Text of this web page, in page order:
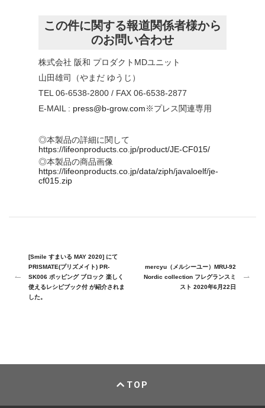
この件に関する報道関係者様から
のお問い合わせ
株式会社 阪和 プロダクトMDユニット
山田雄司（やまだ ゆうじ）
TEL 06-6538-2800 / FAX 06-6538-2877
E-MAIL : press@b-grow.com※プレス関連専用
◎本製品の詳細に関して
https://lifeonproducts.co.jp/product/JE-CF015/
◎本製品の商品画像
https://lifeonproducts.co.jp/data/ziph/javaloelf/je-
cf015.zip
[Smile すまいる MAY 2020] にて
PRISMATE(プリズメイト) PR-
SK006 ポッピング ブロック 楽しく
使えるレシピブック付 が紹介されま
した。
mercyu（メルシーユー）MRU-92
Nordic collection フレグランスミ
スト 2020年6月22日
TOP